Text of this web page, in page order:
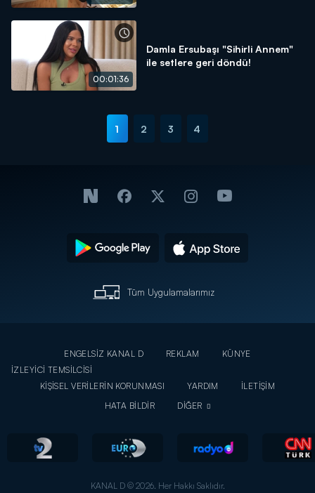
00:01:36
Damla Ersubaşı "Sihirli Annem"
ile setlere geri döndü!
1 2 3 4
Tüm Uygulamalarımız
ENGELSİZ KANAL D REKLAM
KÜNYE
İZLEYİCİ TEMSİLCİSİ
KİŞİSEL VERİLERİN KORUNMASI
YARDIM
İLETİŞİM
HATA BİLDİR
DİĞER
KANAL D © 2026. Her Hakkı Saklıdır.